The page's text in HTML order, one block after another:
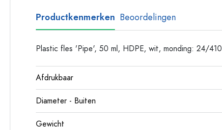
Glazen flessen
Productkenmerken Beoordelingen
Plastic fles 'Pipe', 50 ml, HDPE, wit, monding: 24/410
Afdrukbaar
Diameter - Buiten
Gewicht